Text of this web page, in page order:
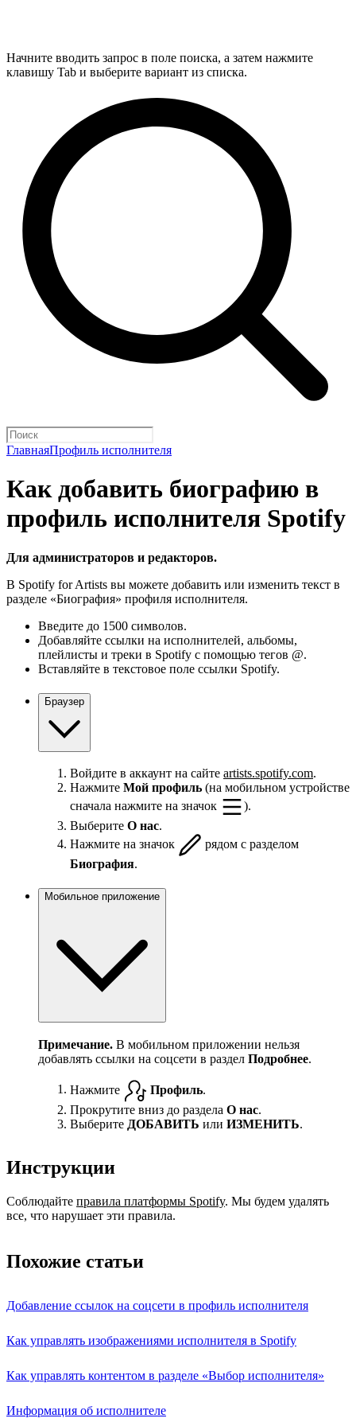
Начните вводить запрос в поле поиска, а затем нажмите
клавишу Tab и выберите вариант из списка.
ГлавнаяПрофиль исполнителя
Как добавить биографию в
профиль исполнителя Spotify
Для администраторов и редакторов.
В Spotify for Artists вы можете добавить или изменить текст в
разделе «Биография» профиля исполнителя.
Введите до 1500 символов.
Добавляйте ссылки на исполнителей, альбомы,
плейлисты и треки в Spotify с помощью тегов @.
Вставляйте в текстовое поле ссылки Spotify.
Браузер
Войдите в аккаунт на сайте artists.spotify.com.
Нажмите Мой профиль (на мобильном устройстве
сначала нажмите на значок
).
Выберите О нас.
Нажмите на значок
рядом с разделом
Биография.
Мобильное приложение
Примечание. В мобильном приложении нельзя
добавлять ссылки на соцсети в раздел Подробнее.
Нажмите Профиль.
Прокрутите вниз до раздела О нас.
Выберите ДОБАВИТЬ или ИЗМЕНИТЬ.
Инструкции
Соблюдайте правила платформы Spotify. Мы будем удалять
все, что нарушает эти правила.
Похожие статьи
Добавление ссылок на соцсети в профиль исполнителя
Как управлять изображениями исполнителя в Spotify
Как управлять контентом в разделе «Выбор исполнителя»
Информация об исполнителе